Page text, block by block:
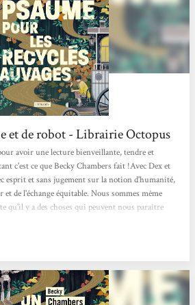
et de robot - Librairie Octopus
avoir une lecture bienveillante, tendre et
c'est ce que Becky Chambers fait !Avec Dex et
esprit et sans jugement sur la notion d'humanité,
de l'échange équitable. Nous sommes même
qu'il y a des choses qui peuvent nous paraître
à la compréhension des gens qui nous